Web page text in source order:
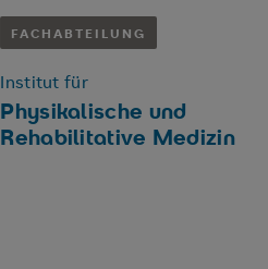
FACHABTEILUNG
Institut für
Physikalische und
Rehabilitative Medizin